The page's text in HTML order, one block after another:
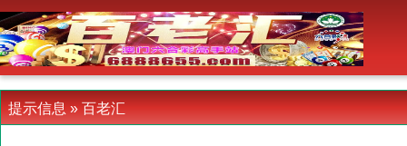
提示信息 » 百老汇